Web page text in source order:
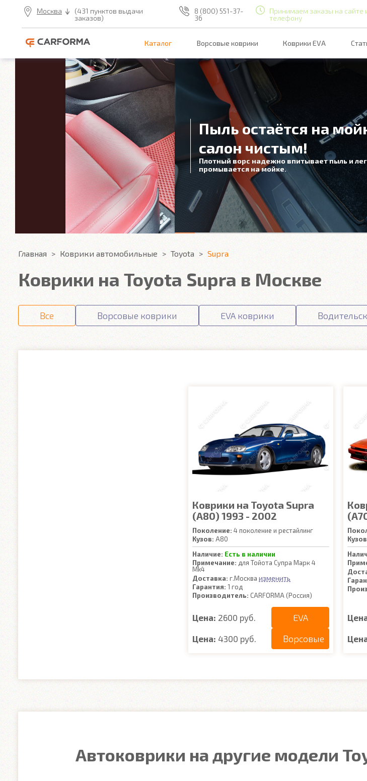
Москва
(431 пунктов выдачи
заказов)
8 (800) 551-37-
36
Принимаем заказы на сайте
телефону
Каталог Ворсовые коврики Коврики EVA
Пыль остаётся на мойке, а
салон чистым!
Плотный ворс надежно впитывает пыль и легко
промывается на мойке.
Главная Коврики автомобильные Toyota Supra
Коврики на Toyota Supra в Москве
Все Ворсовые коврики EVA коврики
Коврики на Toyota Supra
(A80) 1993 - 2002
Поколение: 4 поколение и рестайлинг
Кузов: A80
Наличие: Есть в наличии
Примечание: для Тойота Супра Марк 4
Mk4
Доставка: г.Москва изменить
Гарантия: 1 год
Производитель: CARFORMA (Россия)
Цена: 2600 руб. EVA
Цена: 4300 руб. Ворсовые
Автоковрики на другие модели